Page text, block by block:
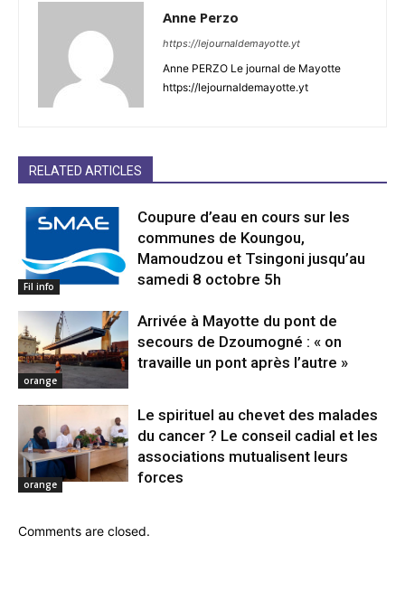
Anne Perzo
https://lejournaldemayotte.yt
Anne PERZO Le journal de Mayotte
https://lejournaldemayotte.yt
RELATED ARTICLES
Fil info
Coupure d’eau en cours sur les
communes de Koungou,
Mamoudzou et Tsingoni jusqu’au
samedi 8 octobre 5h
orange
Arrivée à Mayotte du pont de
secours de Dzoumogné : « on
travaille un pont après l’autre »
orange
Le spirituel au chevet des malades
du cancer ? Le conseil cadial et les
associations mutualisent leurs
forces
Comments are closed.